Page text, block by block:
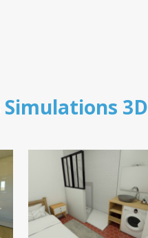
Simulations 3D